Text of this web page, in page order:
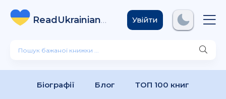
ReadUkrainian
Books .com
Увійти
Біографії Блог ТОП 100 книг